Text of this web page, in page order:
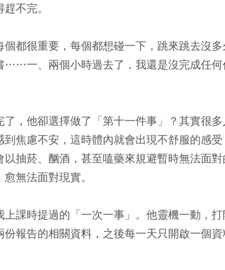
不完。
都很重要，每個都想碰一下，跳來跳去沒多
……一、兩個小時過去了，我還是沒完成任何
，他卻選擇做了「第十一件事」？其實很
焦慮不安，這時體內就會出現不舒服的感
抽菸、酗酒，甚至嗑藥來規避暫時無法面
無法面對現實。
課時提過的「一次一事」。他靈機一動，
報告的相關資料，之後每一天只開啟一個